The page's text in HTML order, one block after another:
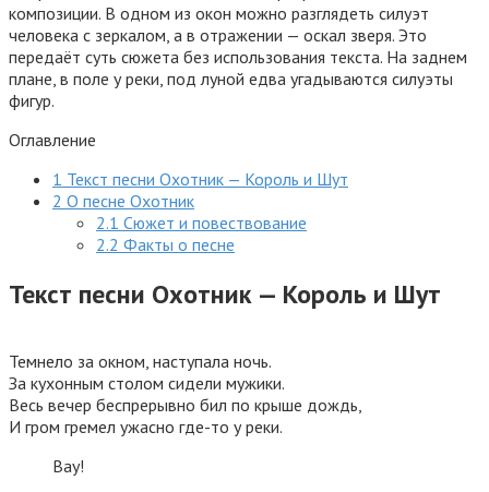
Оглавление
1 Текст песни Охотник — Король и Шут
2 О песне Охотник
2.1 Сюжет и повествование
2.2 Факты о песне
Текст песни Охотник — Король и Шут
Темнело за окном, наступала ночь.
За кухонным столом сидели мужики.
Весь вечер беспрерывно бил по крыше дождь,
И гром гремел ужасно где-то у реки.
Вау!